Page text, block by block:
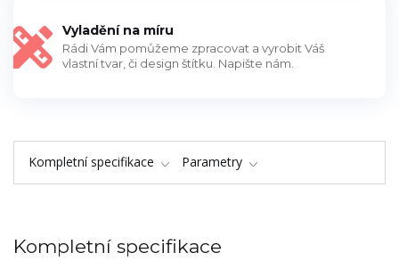
Vyladění na míru
Rádi Vám pomůžeme zpracovat a vyrobit Váš
vlastní tvar, či design štítku. Napište nám.
Kompletní specifikace Parametry
Kompletní specifikace